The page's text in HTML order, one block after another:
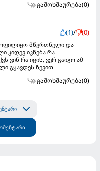
გამოხმაურება(0)
(1)/ (0)
მწვრთნელი და
კიდევ იკნება რა
ვინ რა იცის, ვერ გაიგო ამ
გყავდეს ზევით
გამოხმაურება(0)